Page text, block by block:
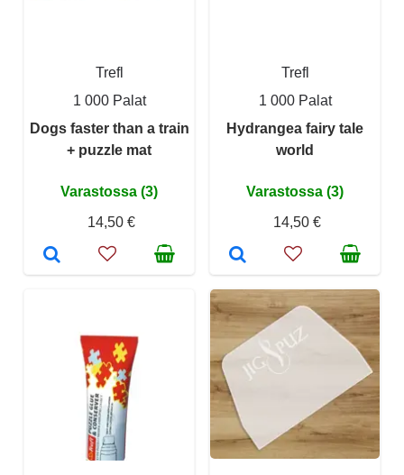
Trefl
1 000 Palat
Dogs faster than a train
+ puzzle mat
Varastossa (3)
14,50 €
Trefl
1 000 Palat
Hydrangea fairy tale
world
Varastossa (3)
14,50 €